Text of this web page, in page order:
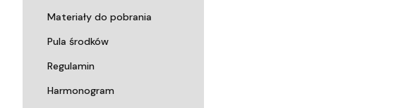
Materiały do pobrania
Pula środków
Regulamin
Harmonogram